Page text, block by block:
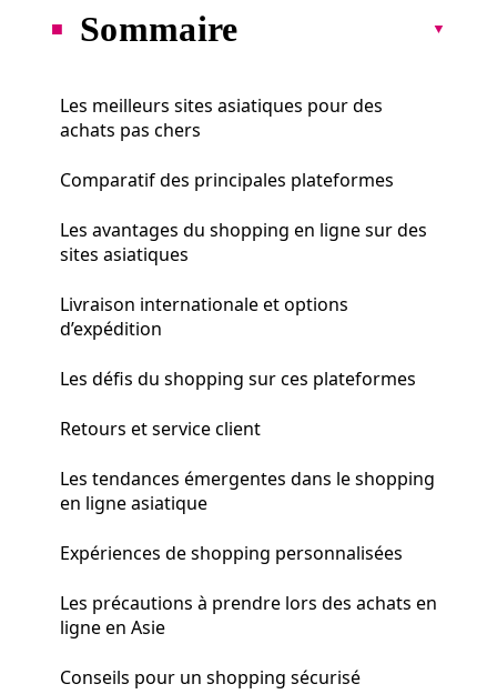
Sommaire
Les meilleurs sites asiatiques pour des
achats pas chers
Comparatif des principales plateformes
Les avantages du shopping en ligne sur des
sites asiatiques
Livraison internationale et options
d’expédition
Les défis du shopping sur ces plateformes
Retours et service client
Les tendances émergentes dans le shopping
en ligne asiatique
Expériences de shopping personnalisées
Les précautions à prendre lors des achats en
ligne en Asie
Conseils pour un shopping sécurisé